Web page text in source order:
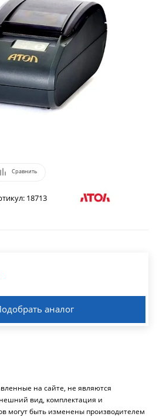
Сравнить
18713
аналог
на сайте, не являются
вид, комплектация и
могут быть изменены производителем